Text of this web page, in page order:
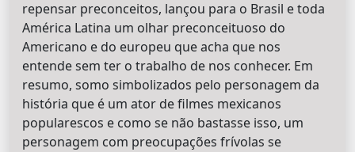
repensar preconceitos, lançou para o Brasil e toda
América Latina um olhar preconceituoso do
Americano e do europeu que acha que nos
entende sem ter o trabalho de nos conhecer. Em
resumo, somo simbolizados pelo personagem da
história que é um ator de filmes mexicanos
popularescos e como se não bastasse isso, um
personagem com preocupações frívolas se